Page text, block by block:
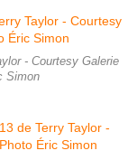
- Courtesy Galerie
Simon